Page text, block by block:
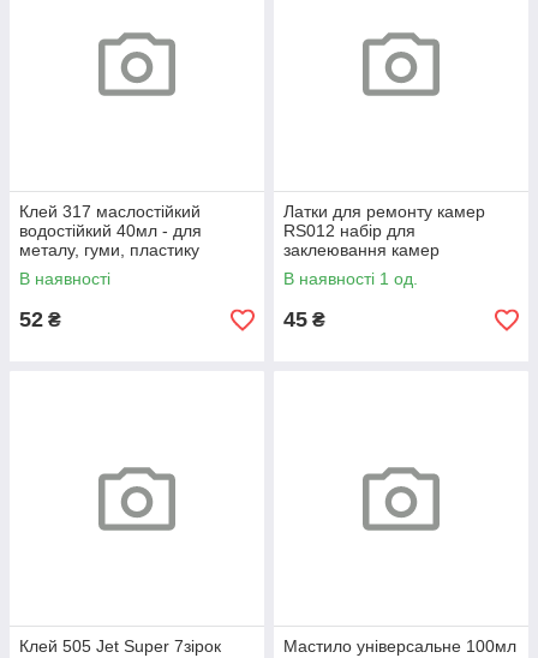
Клей 317 маслостійкий
водостійкий 40мл - для
металу, гуми, пластику
В наявності
52 ₴
Латки для ремонту камер
RS012 набір для
заклеювання камер
велосипеда 96х44мм
В наявності 1 од.
45 ₴
Клей 505 Jet Super 7зірок
Мастило універсальне 100мл